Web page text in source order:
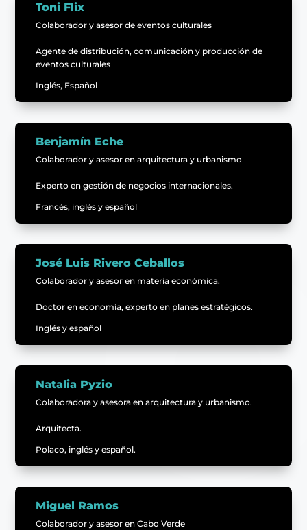
Toni Flix
Colaborador y asesor de eventos culturales
Agente de distribución, comunicación y producción de
eventos culturales
Inglés, Español
Benjamín Eche
Colaborador y asesor en arquitectura y urbanismo
Experto en gestión de negocios internacionales.
Francés, inglés y español
José Luis Rivero Ceballos
Colaborador y asesor en materia económica.
Doctor en economía, experto en planes estratégicos.
Inglés y español
Natalia Pyzio
Colaboradora y asesora en arquitectura y urbanismo.
Arquitecta.
Polaco, inglés y español.
Miguel Ramos
Colaborador y asesor en Cabo Verde